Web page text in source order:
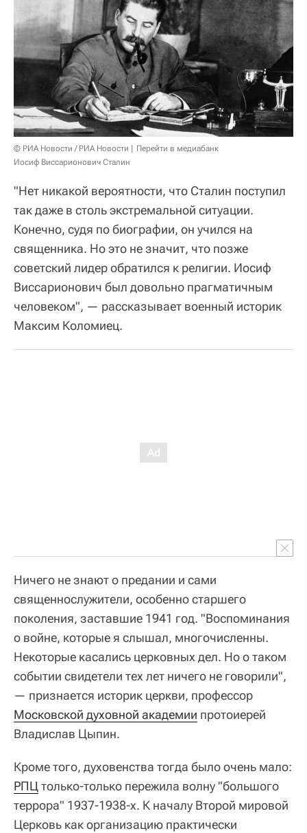
© РИА Новости / РИА Новости
Перейти в медиабанк
Иосиф Виссарионович Сталин
"Нет никакой вероятности, что Сталин поступил
так даже в столь экстремальной ситуации.
Конечно, судя по биографии, он учился на
священника. Но это не значит, что позже
советский лидер обратился к религии. Иосиф
Виссарионович был довольно прагматичным
человеком", — рассказывает военный историк
Максим Коломиец.
Ничего не знают о предании и сами
священнослужители, особенно старшего
поколения, заставшие 1941 год. "Воспоминания
о войне, которые я слышал, многочисленны.
Некоторые касались церковных дел. Но о таком
событии свидетели тех лет ничего не говорили",
— признается историк церкви, профессор
Московской духовной академии протоиерей
Владислав Цыпин.
Кроме того, духовенства тогда было очень мало:
РПЦтолько-только пережила волну "большого
террора" 1937-1938-х. К началу Второй мировой
Церковь как организацию практически